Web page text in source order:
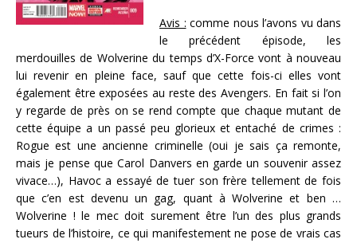
Avis : comme nous l’avons vu dans
le précédent épisode, les
merdouilles de Wolverine du temps d’X-Force vont à nouveau
lui revenir en pleine face, sauf que cette fois-ci elles vont
également être exposées au reste des Avengers. En fait si l’on
y regarde de près on se rend compte que chaque mutant de
cette équipe a un passé peu glorieux et entaché de crimes :
Rogue est une ancienne criminelle (oui je sais ça remonte,
mais je pense que Carol Danvers en garde un souvenir assez
vivace…), Havoc a essayé de tuer son frère tellement de fois
que c’en est devenu un gag, quant à Wolverine et ben …
Wolverine ! le mec doit surement être l’un des plus grands
tueurs de l’histoire, ce qui manifestement ne pose de vrais cas